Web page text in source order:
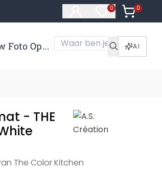
0
Artikelen in
0
Artikelen
Foto Op... AI
- THE
The Color Kitchen